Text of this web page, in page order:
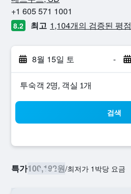
+1 605 571 1001
8.2 최고 1,104개의 검증된 평점
8월 15일 토 -
​투숙객 2​명, ​객실 1개
검색
특가100,192원/​최저가 1박당 요금